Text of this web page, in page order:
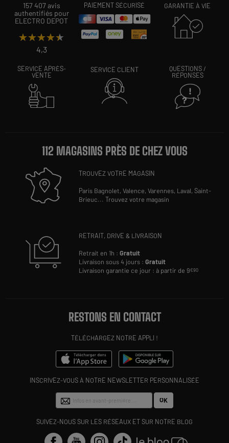
157 407 avis
authentifiés pour
ELECTRO DEPOT
★★★★★
★★★★★
4,3
PAIEMENT SÉCURISÉ GARANTIE À VIE
SERVICE APRÈS-
VENTE
SERVICE CLIENT
QUESTIONS /
RÉPONSES
112 MAGASINS PRÈS DE CHEZ VOUS
TROUVEZ VOTRE MAGASIN
Paris Bagnolet,Valence,Varennes, Laval,Saint-
Brieuc...Trouvez votre magasin
RETRAIT, DRIVE & LIVRAISON
Retrait en 1h :Gratuit
Livraison sous 4 jours :Gratuit
Livraison garantie ce jour : à partir de 9€90
RESTONS EN CONTACT
TÉLÉCHARGEZ NOTRE APPLI !
INSCRIVEZ-VOUS À NOTRE NEWSLETTER PERSONNALISÉE
OK
SUIVEZ-NOUS SUR LES RÉSEAUX ET SUR NOTRE BLOG